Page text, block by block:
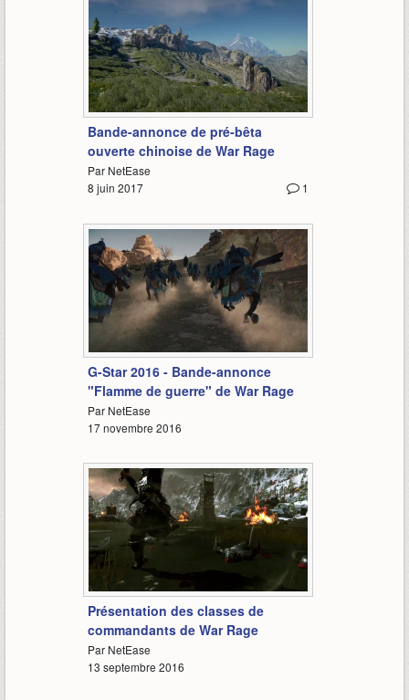
1:01
Bande-annonce de pré-bêta
ouverte chinoise de War Rage
Par NetEase
1
8 juin 2017
2:09
G-Star 2016 - Bande-annonce
"Flamme de guerre" de War Rage
Par NetEase
17 novembre 2016
2:14
Présentation des classes de
commandants de War Rage
Par NetEase
13 septembre 2016